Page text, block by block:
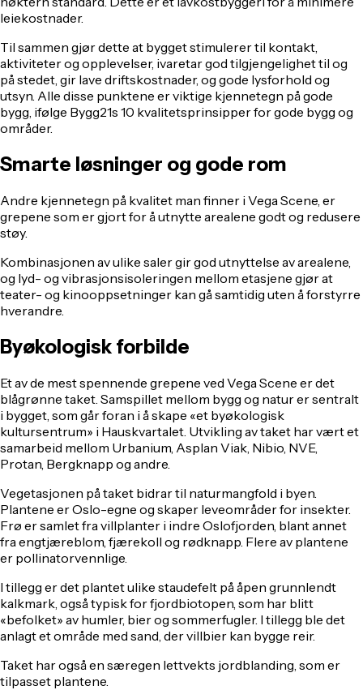
leiekostnader.
Til sammen gjør dette at bygget stimulerer til kontakt,
aktiviteter og opplevelser, ivaretar god tilgjengelighet til og
på stedet, gir lave driftskostnader, og gode lysforhold og
utsyn. Alle disse punktene er viktige kjennetegn på gode
bygg, ifølge Bygg21s 10 kvalitetsprinsipper for gode bygg og
områder.
Smarte løsninger og gode rom
Andre kjennetegn på kvalitet man finner i Vega Scene, er
grepene som er gjort for å utnytte arealene godt og redusere
støy.
Kombinasjonen av ulike saler gir god utnyttelse av arealene,
og lyd- og vibrasjonsisoleringen mellom etasjene gjør at
teater- og kinooppsetninger kan gå samtidig uten å forstyrre
hverandre.
Byøkologisk forbilde
Et av de mest spennende grepene ved Vega Scene er det
blågrønne taket. Samspillet mellom bygg og natur er sentralt
i bygget, som går foran i å skape «et byøkologisk
kultursentrum» i Hauskvartalet. Utvikling av taket har vært et
samarbeid mellom Urbanium, Asplan Viak, Nibio, NVE,
Protan, Bergknapp og andre.
Vegetasjonen på taket bidrar til naturmangfold i byen.
Plantene er Oslo-egne og skaper leveområder for insekter.
Frø er samlet fra villplanter i indre Oslofjorden, blant annet
fra engtjæreblom, fjærekoll og rødknapp. Flere av plantene
er pollinatorvennlige.
I tillegg er det plantet ulike staudefelt på åpen grunnlendt
kalkmark, også typisk for fjordbiotopen, som har blitt
«befolket» av humler, bier og sommerfugler. I tillegg ble det
anlagt et område med sand, der villbier kan bygge reir.
Taket har også en særegen lettvekts jordblanding, som er
tilpasset plantene.